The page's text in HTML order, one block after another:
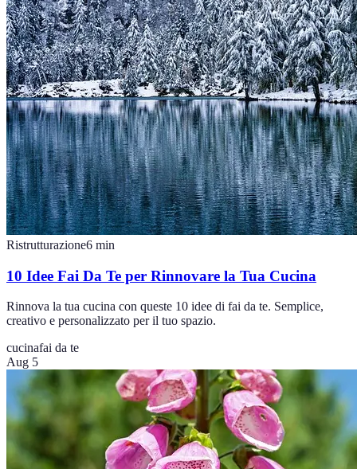
Ristrutturazione6 min
10 Idee Fai Da Te per Rinnovare la Tua Cucina
Rinnova la tua cucina con queste 10 idee di fai da te. Semplice,
creativo e personalizzato per il tuo spazio.
cucinafai da te
Aug 5